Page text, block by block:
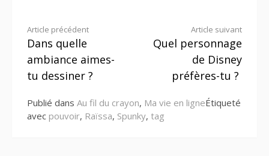
Lire
la
suite
Article précédent
Dans quelle
ambiance aimes-
tu dessiner ?
Article suivant
Quel personnage
de Disney
préfères-tu ?
Publié dans Au fil du crayon, Ma vie en ligneÉtiqueté
avec pouvoir, Raïssa, Spunky, tag